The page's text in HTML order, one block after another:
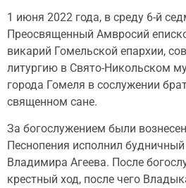
1 июня 2022 года, в среду 6-й
Преосвященный Амвросий
викарий Гомельской епархии,
литургию в Свято-Никольском
города Гомеля в сослужении
священном сане.
За богослужением были
Песнопения исполнил
Владимира Агеева. После
крестный ход, после чего